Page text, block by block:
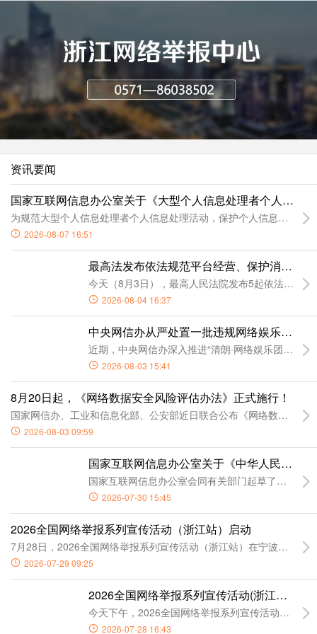
资讯要闻
国家互联网信息办公室关于《大型个人信息处理者个人信息
为规范大型个人信息处理者个人信息处理活动，保护个人信息合法权
2026-08-07 16:51
最高法发布依法规范平台经营、保护消费者
今天（8月3日），最高人民法院发布5起依法规范
2026-08-04 16:37
中央网信办从严处置一批违规网络娱乐团播
近期，中央网信办深入推进“清朗·网络娱乐团播乱
2026-08-03 15:41
8月20日起，《网络数据安全风险评估办法》正式施行！
国家网信办、工业和信息化部、公安部近日联合公布《网络数据安
2026-08-03 09:59
国家互联网信息办公室关于《中华人民共和
国家互联网信息办公室会同有关部门起草了《中华
2026-07-30 15:45
2026全国网络举报系列宣传活动（浙江站）启动
7月28日，2026全国网络举报系列宣传活动（浙江站）在宁波市鄞州
2026-07-29 09:25
2026全国网络举报系列宣传活动(浙江站)暨"
今天下午，2026全国网络举报系列宣传活动（浙江
2026-07-28 16:43